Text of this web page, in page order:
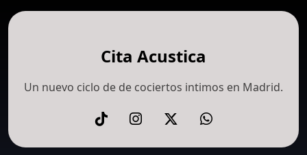
Cita Acustica
Un nuevo ciclo de de cociertos intimos en Madrid.